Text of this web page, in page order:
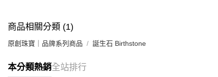
商品相關分類 (1)
原創珠寶｜品牌系列商品 誕生石 Birthstone
本分類熱銷全站排行